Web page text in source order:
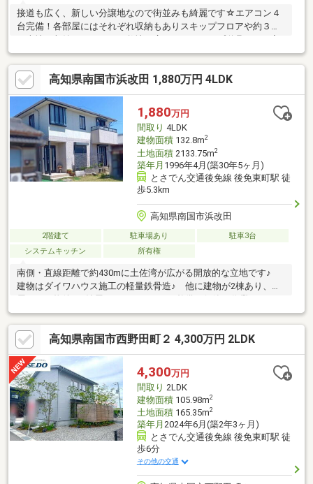
接道も広く、新しい分譲地なので街並みも綺麗です☆エアコン４
台完備！各部屋にはそれぞれ収納もありスキップフロアや約３帖
れれる倉庫もあり、お庭で夏は小さいお子さんにプール遊びなど
も出来そうです。また、ご希望の方には７２インチの液晶テレビ
もお付け出来ます♪
高知県南国市浜改田 1,880万円 4LDK
1,880万円
間取り 4LDK
建物面積132.8m2
土地面積2133.75m2
築年月 1996年4月(築30年5ヶ月)
とさでん交通後免線 後免東町駅 徒
歩5.3km
高知県南国市浜改田
2階建て 駐車場あり
駐車3台
システムキッチン
所有権
南側・直線距離で約430mに土佐湾が広がる開放的な立地です♪
建物はダイワハウス施工の軽量鉄骨造♪ 他に建物が2棟あり、納
として活用可能♪ 敷地は2133㎡（645坪）もありますので、ドッ
グランなどでも活用可能です♪ ウォークインクローゼットを含む
全居室収納に加え納戸があるなど収納スペース豊富♪ 広い敷地で
すので、4台は駐車可能です♪
高知県南国市西野田町２ 4,300万円 2LDK
4,300万円
間取り 2LDK
建物面積105.98m2
土地面積165.35m2
築年月 2024年6月(築2年3ヶ月)
とさでん交通後免線 後免東町駅 徒
歩6分
その他の交通